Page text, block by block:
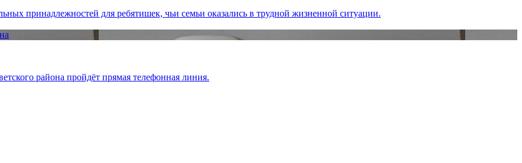
принадлежностей для ребятишек, чьи семьи оказались в трудной жизненной ситуации.
района пройдёт прямая телефонная линия.